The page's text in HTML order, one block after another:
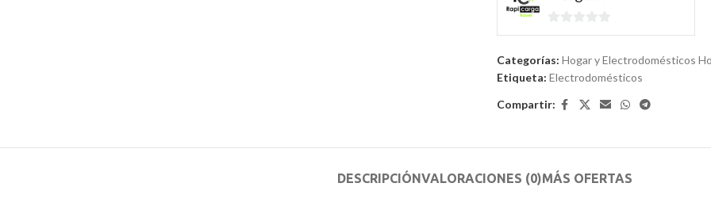
0
Categorías: Hogar y Electrodomésticos
Etiqueta: Electrodomésticos
Compartir:
DESCRIPCIÓNVALORACIONES (0)MÁS OFERTAS